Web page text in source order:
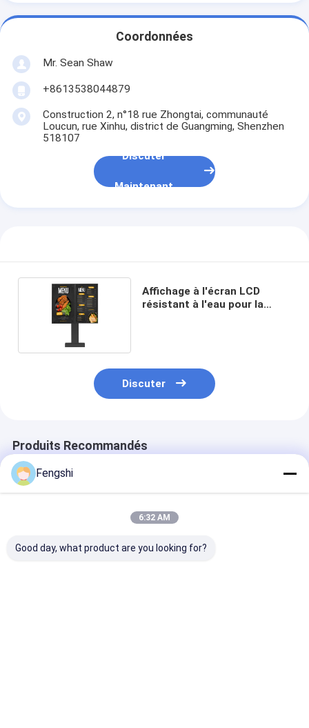
Coordonnées
Mr. Sean Shaw
+8613538044879
Construction 2, n°18 rue Zhongtai, communauté
Loucun, rue Xinhu, district de Guangming, Shenzhen
518107
Discuter
Maintenant
Affichage à l'écran LCD
résistant à l'eau pour la
Discuter
Produits Recommandés
Fengshi
6:32 AM
Good day, what product are you looking for?